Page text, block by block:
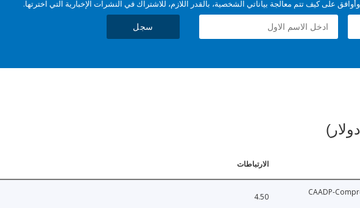
وأوافق على كيف تتم معالجة بياناتي الشخصية، بالقدر اللازم، للاشتراك في النشرات الإخبارية التي اخترتها.
سجل
الارتباطات
CAADP-
4.50